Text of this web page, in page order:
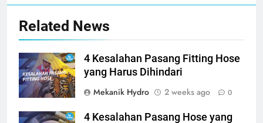
Related News
4 Kesalahan Pasang Fitting Hose
yang Harus Dihindari
Mekanik Hydro
2 weeks ago 0
4 Kesalahan Pasang Hose yang